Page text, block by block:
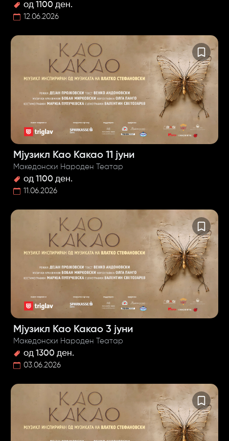
од 1100 ден.
12.06.2026
Мјузикл Као Какао 11 јуни
Македонски Народен Театар
од 1100 ден.
11.06.2026
Мјузикл Као Какао 3 јуни
Македонски Народен Театар
од 1300 ден.
03.06.2026